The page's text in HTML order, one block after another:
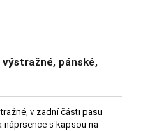
výstražné, pánské,
v zadní části pasu
náprsence s kapsou na